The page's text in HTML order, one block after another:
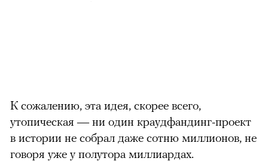
К сожалению, эта идея, скорее всего,
утопическая — ни один краудфандинг-проект
в истории не собрал даже сотню миллионов, не
говоря уже у полутора миллиардах.